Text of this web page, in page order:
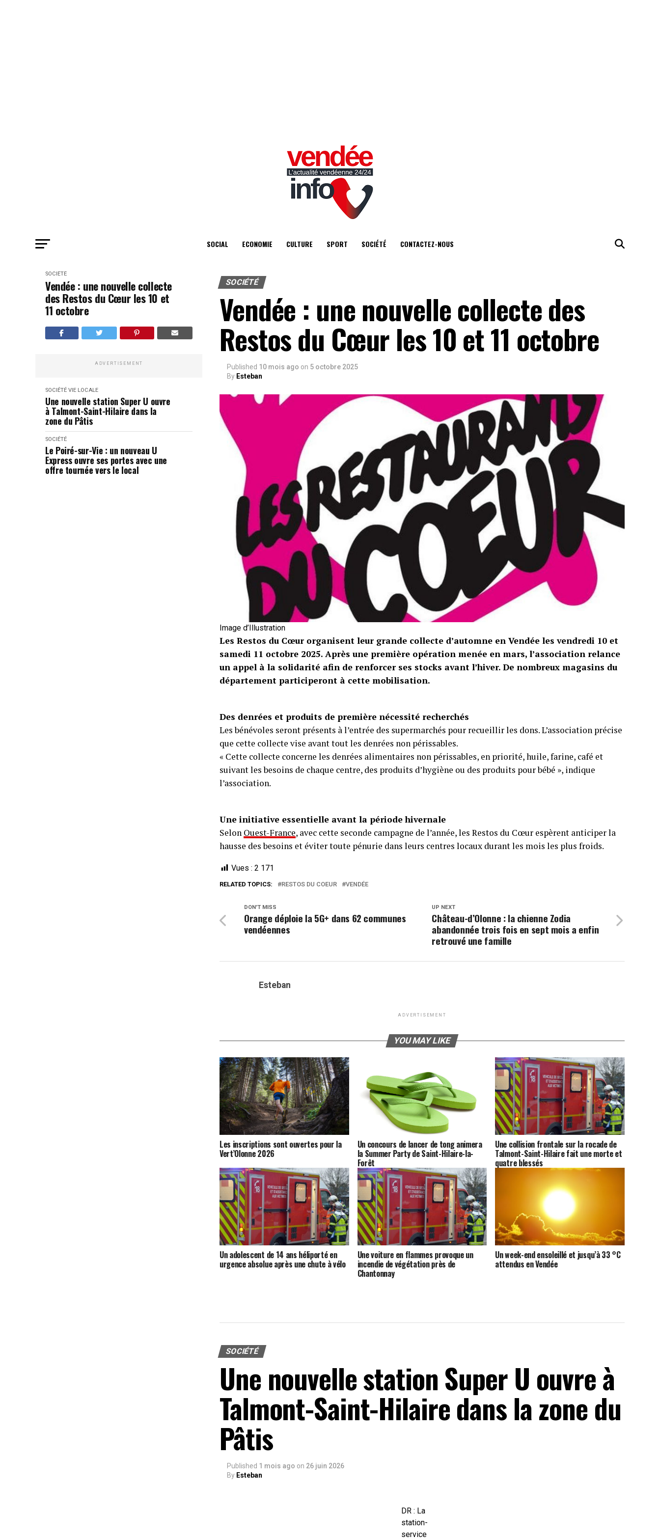
SOCIAL ECONOMIE CULTURE SPORT SOCIÉTÉ CONTACTEZ-NOUS
SOCIÉTÉ
Vendée : une nouvelle collecte
des Restos du Cœur les 10 et
11 octobre
ADVERTISEMENT
SOCIÉTÉ VIE LOCALE
Une nouvelle station Super U ouvre
à Talmont-Saint-Hilaire dans la
zone du Pâtis
SOCIÉTÉ
Le Poiré-sur-Vie : un nouveau U
Express ouvre ses portes avec une
offre tournée vers le local
SOCIÉTÉ
Vendée : une nouvelle collecte des
Restos du Cœur les 10 et 11 octobre
Published 10 mois ago on 5 octobre 2025
By Esteban
Image d’Illustration
Les Restos du Cœur organisent leur grande collecte d’automne en Vendée les vendredi 10 et
samedi 11 octobre 2025. Après une première opération menée en mars, l’association relance
un appel à la solidarité afin de renforcer ses stocks avant l’hiver. De nombreux magasins du
département participeront à cette mobilisation.
Des denrées et produits de première nécessité recherchés
Les bénévoles seront présents à l’entrée des supermarchés pour recueillir les dons. L’association précise
que cette collecte vise avant tout les denrées non périssables.
« Cette collecte concerne les denrées alimentaires non périssables, en priorité, huile, farine, café et
suivant les besoins de chaque centre, des produits d’hygiène ou des produits pour bébé », indique
l’association.
Une initiative essentielle avant la période hivernale
Selon Ouest-France, avec cette seconde campagne de l’année, les Restos du Cœur espèrent anticiper la
hausse des besoins et éviter toute pénurie dans leurs centres locaux durant les mois les plus froids.
Vues : 2 171
RELATED TOPICS: RESTOS DU COEUR VENDÉE
UP NEXT
Château-d’Olonne : la chienne Zodia
abandonnée trois fois en sept mois a enfin
retrouvé une famille
DON'T MISS
Orange déploie la 5G+ dans 62 communes
vendéennes
Esteban
ADVERTISEMENT
YOU MAY LIKE
Les inscriptions sont ouvertes pour la
Vert’Olonne 2026
Un concours de lancer de tong animera
la Summer Party de Saint-Hilaire-la-
Forêt
Une collision frontale sur la rocade de
Talmont-Saint-Hilaire fait une morte et
quatre blessés
Un adolescent de 14 ans héliporté en
urgence absolue après une chute à vélo
Une voiture en flammes provoque un
incendie de végétation près de
Chantonnay
Un week-end ensoleillé et jusqu’à 33 °C
attendus en Vendée
SOCIÉTÉ
Une nouvelle station Super U ouvre à
Talmont-Saint-Hilaire dans la zone du
Pâtis
Published 1 mois ago on 26 juin 2026
By Esteban
DR : La
station-
service